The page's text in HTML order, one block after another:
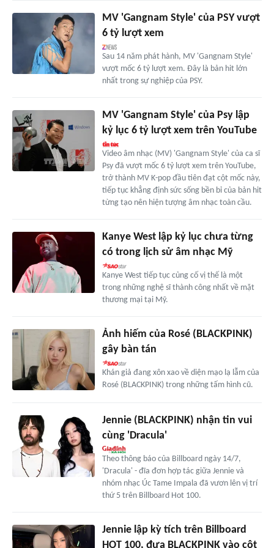
MV 'Gangnam Style' của PSY vượt
6 tỷ lượt xem
Sau 14 năm phát hành, MV 'Gangnam Style'
vượt mốc 6 tỷ lượt xem. Đây là bản hit lớn
nhất trong sự nghiệp của PSY.
MV 'Gangnam Style' của Psy lập
kỷ lục 6 tỷ lượt xem trên YouTube
Video âm nhạc (MV) 'Gangnam Style' của ca sĩ
Psy đã vượt mốc 6 tỷ lượt xem trên YouTube,
trở thành MV K-pop đầu tiên đạt cột mốc này,
tiếp tục khẳng định sức sống bền bỉ của bản hit
từng tạo nên hiện tượng âm nhạc toàn cầu.
Kanye West lập kỷ lục chưa từng
có trong lịch sử âm nhạc Mỹ
Kanye West tiếp tục củng cố vị thế là một
trong những nghệ sĩ thành công nhất về mặt
thương mại tại Mỹ.
Ảnh hiếm của Rosé (BLACKPINK)
gây bàn tán
Khán giả đang xôn xao về diện mạo lạ lẫm của
Rosé (BLACKPINK) trong những tấm hình cũ.
Jennie (BLACKPINK) nhận tin vui
cùng 'Dracula'
Theo thông báo của Billboard ngày 14/7,
'Dracula' - đĩa đơn hợp tác giữa Jennie và
nhóm nhạc Úc Tame Impala đã vươn lên vị trí
thứ 5 trên Billboard Hot 100.
Jennie lập kỳ tích trên Billboard
HOT 100, đưa BLACKPINK vào cột